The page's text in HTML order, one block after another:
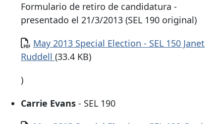
Formulario de retiro de candidatura -
presentado el 21/3/2013 (SEL 190 original)
Documento
May 2013 Special Election - SEL 150 Janet
Ruddell (33.4 KB)
)
Carrie Evans - SEL 190